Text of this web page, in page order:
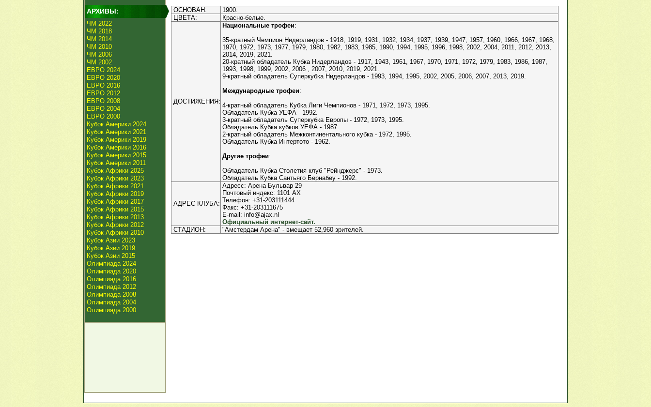
АРХИВЫ:
ЧМ 2022
ЧМ 2018
ЧМ 2014
ЧМ 2010
ЧМ 2006
ЧМ 2002
ЕВРО 2024
ЕВРО 2020
ЕВРО 2016
ЕВРО 2012
ЕВРО 2008
ЕВРО 2004
ЕВРО 2000
Кубок Америки 2024
Кубок Америки 2021
Кубок Америки 2019
Кубок Америки 2016
Кубок Америки 2015
Кубок Америки 2011
Кубок Африки 2025
Кубок Африки 2023
Кубок Африки 2021
Кубок Африки 2019
Кубок Африки 2017
Кубок Африки 2015
Кубок Африки 2013
Кубок Африки 2012
Кубок Африки 2010
Кубок Азии 2023
Кубок Азии 2019
Кубок Азии 2015
Олимпиада 2024
Олимпиада 2020
Олимпиада 2016
Олимпиада 2012
Олимпиада 2008
Олимпиада 2004
Олимпиада 2000
ОСНОВАН:
1900.
ЦВЕТА:
Красно-белые.
ДОСТИЖЕНИЯ:
Национальные трофеи:
35-кратный Чемпион Нидерландов - 1918, 1919, 1931, 1932, 1934, 1937, 1939, 1947, 1957, 1960, 1966, 1967, 1968,
1970, 1972, 1973, 1977, 1979, 1980, 1982, 1983, 1985, 1990, 1994, 1995, 1996, 1998, 2002, 2004, 2011, 2012, 2013,
2014, 2019, 2021.
20-кратный обладатель Кубка Нидерландов - 1917, 1943, 1961, 1967, 1970, 1971, 1972, 1979, 1983, 1986, 1987,
1993, 1998, 1999, 2002, 2006 , 2007, 2010, 2019, 2021.
9-кратный обладатель Суперкубка Нидерландов - 1993, 1994, 1995, 2002, 2005, 2006, 2007, 2013, 2019.
Международные трофеи:
4-кратный обладатель Кубка Лиги Чемпионов - 1971, 1972, 1973, 1995.
Обладатель Кубка УЕФА - 1992.
3-кратный обладатель Суперкубка Европы - 1972, 1973, 1995.
Обладатель Кубка кубков УЕФА - 1987.
2-кратный обладатель Межконтинентального кубка - 1972, 1995.
Обладатель Кубка Интертото - 1962.
Другие трофеи:
Обладатель Кубка Столетия клуб "Рейнджерс" - 1973.
Обладатель Кубка Сантьяго Бернабеу - 1992.
АДРЕС КЛУБА:
Адресс: Арена Бульвар 29
Почтовый индекс: 1101 AX
Телефон: +31-203111444
Факс: +31-203111675
E-mail: info@ajax.nl
Официальный интернет-сайт.
СТАДИОН:
"Амстердам Арена" - вмещает 52,960 зрителей.